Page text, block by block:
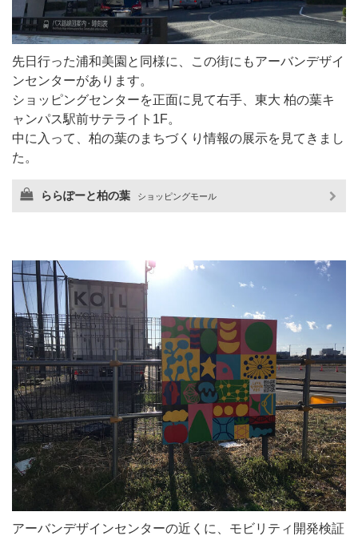
先日行った浦和美園と同様に、この街にもアーバンデザイ
ンセンターがあります。
ショッピングセンターを正面に見て右手、東大 柏の葉キ
ャンパス駅前サテライト1F。
中に入って、柏の葉のまちづくり情報の展示を見てきまし
た。
ららぽーと柏の葉 ショッピングモール
アーバンデザインセンターの近くに、モビリティ開発検証